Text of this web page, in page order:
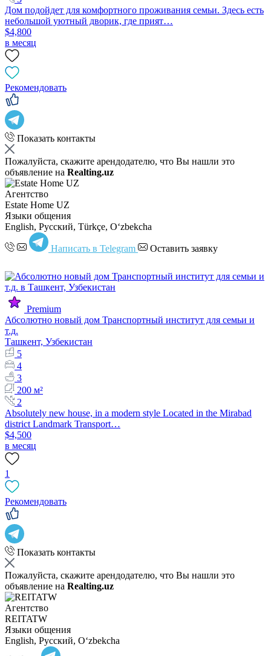
Дом подойдет для комфортного проживания семьи. Здесь есть
небольшой уютный дворик, где прият…
$4,800
в месяц
Рекомендовать
Показать контакты
Пожалуйста, скажите арендодателю, что Вы нашли это
объявление на Realting.uz
Агентство
Estate Home UZ
Языки общения
English, Русский, Türkçe, Oʻzbekcha
Написать в Telegram Оставить заявку
Premium
Абсолютно новый дом Транспортный институт для семьи и
т.д.
Ташкент, Узбекистан
5
4
3
200 м²
2
Absolutely new house, in a modern style Located in the Mirabad
district Landmark Transport…
$4,500
в месяц
1
Рекомендовать
Показать контакты
Пожалуйста, скажите арендодателю, что Вы нашли это
объявление на Realting.uz
Агентство
REITATW
Языки общения
English, Русский, Oʻzbekcha